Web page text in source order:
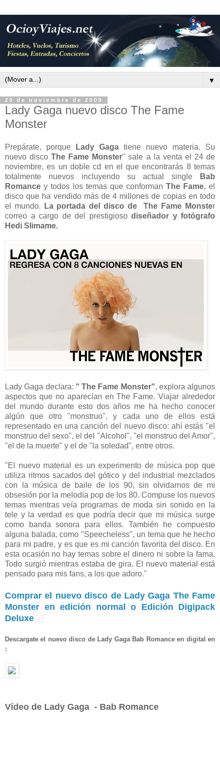
▼
20 de noviembre de 2009
Lady Gaga nuevo disco The Fame
Monster
Prepárate, porque Lady Gaga tiene nuevo materia. Su
nuevo disco The Fame Monster" sale a la venta el 24 de
noviembre, es un doble cd en el que encontrarás 8 temas
totalmente nuevos incluyendo su actual single
Bab
Romance y todos los temas que conforman The Fame, el
disco que ha vendido más de 4 millones de copias en todo
el mundo.
La portada del disco de The Fame Monster
correo a cargo de del prestigioso diseñador y fotógrafo
Hedi Slimame.
Lady Gaga declara: " The Fame Monster", explora algunos
aspectos que no aparecían en The Fame. Viajar alrededor
del mundo durante esto dos años me ha hecho conocer
algún que otro "monstruo", y cada uno de ellos está
representado en una canción del nuevo disco: ahí estás "el
monstruo del sexo", el del "Alcohol", "el monstruo del Amor",
"el de la muerte" y el de "la soledad", entre otros.
"El nuevo material es un experimento de música pop que
utiliza ritmos sacados del gótico y del industrial mezclados
con la música de baile de los 90, sin olvidarnos de mi
obsesión por la melodía pop de los 80. Compuse los nuevos
temas mientras veía programas de moda sin sonido en la
tele y la verdad es que podría decir que mi música surge
como banda sonora para ellos. También he compuesto
alguna balada, como "Speecheless", un tema que he hecho
para mi padre, y es que es mi canción favorita del disco. En
esta ocasión no hay temas sobre el dinero ni sobre la fama.
Todo surgió mientras estaba de gira. El nuevo material está
pensado para mis fans, a los que adoro."
Comprar el nuevo disco de Lady Gaga The Fame
Monster en edición normal o Edición Digipack
Deluxe
Descargate el nuevo disco de Lady Gaga Bab Romance en digital en
:
Vídeo de Lady Gaga - Bab Romance